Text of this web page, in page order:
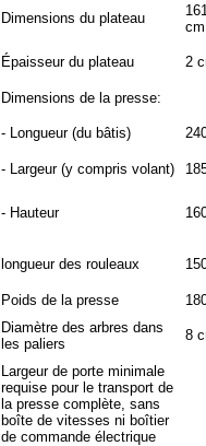
Dimensions du plateau
cm
Épaisseur du plateau 2
Dimensions de la presse:
- Longueur (du bâtis)
- Largeur (y compris volant)
- Hauteur
longueur des rouleaux
Poids de la presse
Diamètre des arbres dans
les paliers
8
Largeur de porte minimale
requise pour le transport de
la presse complète, sans
boîte de vitesses ni boîtier
de commande électrique